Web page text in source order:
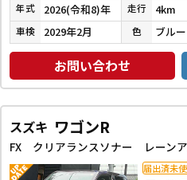
年式 2026(令和8)年 走行 4km
車検 2029年2月 色
お問い合わせ
スズキ ワゴンR
届出済未